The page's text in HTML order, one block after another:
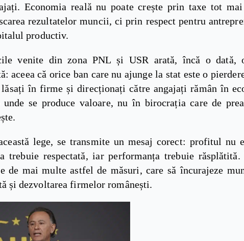
Economia reală nu poate crește prin taxe tot
rezultatelor muncii, ci prin respect pentru
productiv.
venite din zona PNL și USR arată, încă o dată,
aceea că orice ban care nu ajunge la stat este o
în firme și direcționați către angajați rămân în
unde se produce valoare, nu în birocrația care de
lege, se transmite un mesaj corect: profitul nu
trebuie respectată, iar performanța trebuie răsplătită.
de mai multe astfel de măsuri, care să încurajeze
și dezvoltarea firmelor românești.